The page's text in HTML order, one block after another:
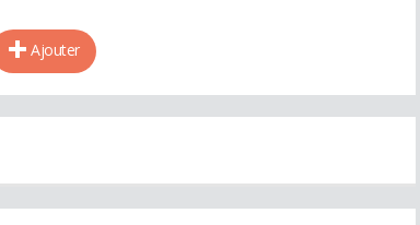
Ajouter